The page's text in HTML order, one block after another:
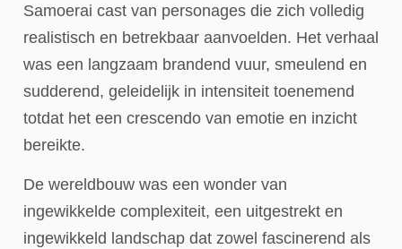
Samoerai cast van personages die zich volledig
realistisch en betrekbaar aanvoelden. Het verhaal
was een langzaam brandend vuur, smeulend en
sudderend, geleidelijk in intensiteit toenemend
totdat het een crescendo van emotie en inzicht
bereikte.
De wereldbouw was een wonder van
ingewikkelde complexiteit, een uitgestrekt en
ingewikkeld landschap dat zowel fascinerend als